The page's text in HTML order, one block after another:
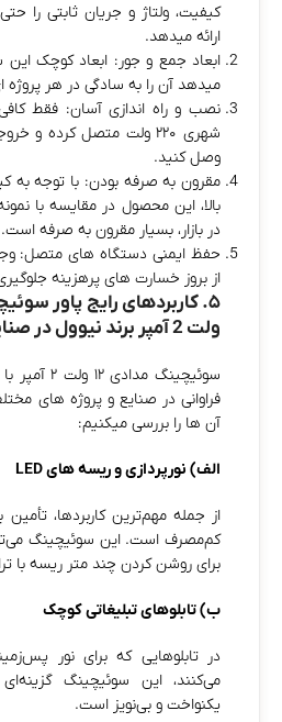
کیفیت، ولتاژ و جریان ثابتی را
ارائه میدهد.
ابعاد جمع‌ و جور: ابعاد کوچک این
میدهد آن را به سادگی در هر پروژه‌
نصب و راه‌ اندازی آسان: فقط
وصل کنید.
مقرون به صرفه بودن: با توجه
بالا، این محصول در مقایسه با
در بازار، بسیار مقرون‌ به‌ صرفه است.
حفظ ایمنی دستگاه‌ های متصل:
از بروز خسارت‌ های پرهزینه
ولت 2 آمپر برند نیوول در صنایع مختلف
فراوانی در صنایع و پروژه‌ های
آن‌ ها را بررسی میکنیم:
الف) نورپردازی و ریسه‌ های LED
کم‌مصرف است. این سوئیچینگ
برای روشن کردن چند متر ریسه با
ب) تابلوهای تبلیغاتی کوچک
می‌کنند، این سوئیچینگ
یکنواخت و بی‌نویز است.